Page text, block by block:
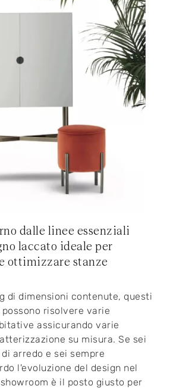
dalle linee essenziali
laccato ideale per
ottimizzare stanze
di dimensioni contenute, questi
risolvere varie
assicurando varie
su misura. Se sei
arredo e sei sempre
l'evoluzione del design nel
è il posto giusto per